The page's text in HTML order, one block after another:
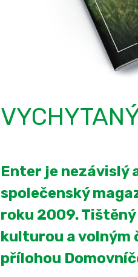
Enter je nezávislý
společenský
roku 2009.
kulturou a volným
přílohou